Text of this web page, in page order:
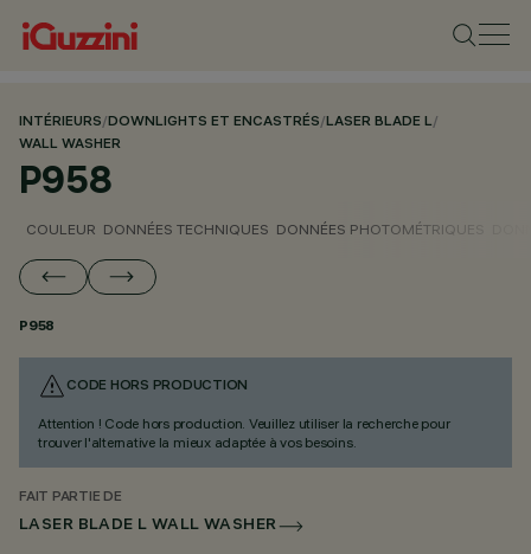
INTÉRIEURS/DOWNLIGHTS ET ENCASTRÉS/LASER BLADE L/
WALL WASHER
P958
COULEUR DONNÉES TECHNIQUES DONNÉES PHOTOMÉTRIQUES
P958
CODE HORS PRODUCTION
Attention ! Code hors production. Veuillez utiliser la recherche pour
trouver l'alternative la mieux adaptée à vos besoins.
FAIT PARTIE DE
LASER BLADE L WALL WASHER